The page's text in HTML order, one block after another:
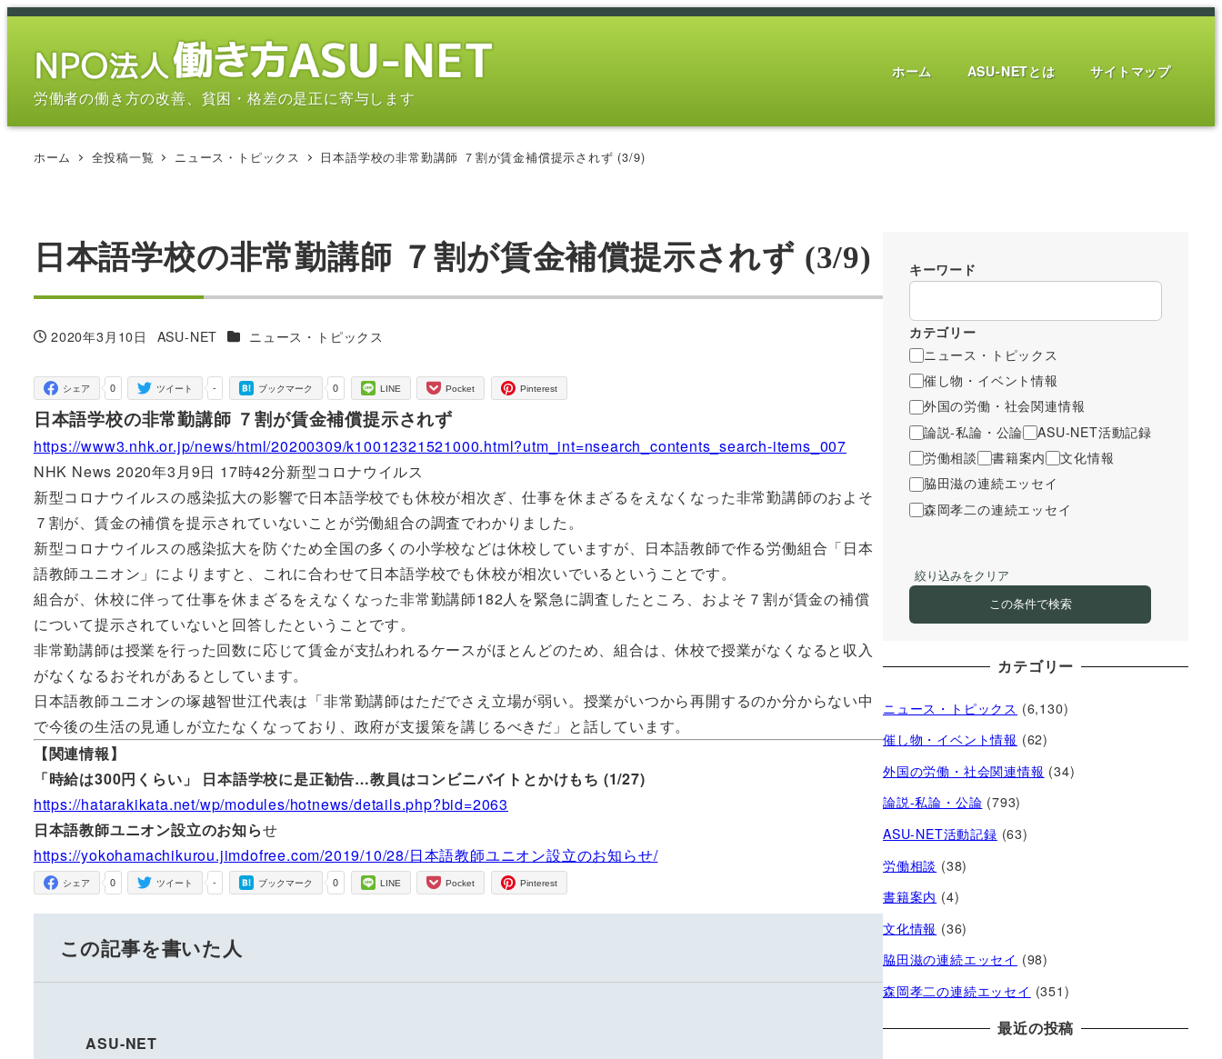
メ
労働者の働き方の改善、貧困・格差の是正に寄与します
ホーム ASU-NETとは サイトマップ
ホーム 全投稿一覧 ニュース・トピックス 日本語学校の非常勤講師 ７割が賃金補償提示されず (3/9)
日本語学校の非常勤講師 ７割が賃金補償提示されず (3/9)
投稿日
2020年3月10日
著
ASU-NET カテゴリー
ニュース・トピックス
0
シェア -
ツイート 0
ブックマーク LINE Pocket Pinterest
日本語学校の非常勤講師 ７割が賃金補償提示されず
https://www3.nhk.or.jp/news/html/20200309/k10012321521000.html?utm_int=nsearch_contents_search-items_007
NHK News 2020年3月9日 17時42分新型コロナウイルス
新型コロナウイルスの感染拡大の影響で日本語学校でも休校が相次ぎ、仕事を休まざるをえなくなった非常勤講師のおよそ
７割が、賃金の補償を提示されていないことが労働組合の調査でわかりました。
新型コロナウイルスの感染拡大を防ぐため全国の多くの小学校などは休校していますが、日本語教師で作る労働組合「日本
語教師ユニオン」によりますと、これに合わせて日本語学校でも休校が相次いでいるということです。
組合が、休校に伴って仕事を休まざるをえなくなった非常勤講師182人を緊急に調査したところ、およそ７割が賃金の補償
について提示されていないと回答したということです。
非常勤講師は授業を行った回数に応じて賃金が支払われるケースがほとんどのため、組合は、休校で授業がなくなると収入
がなくなるおそれがあるとしています。
日本語教師ユニオンの塚越智世江代表は「非常勤講師はただでさえ立場が弱い。授業がいつから再開するのか分からない中
で今後の生活の見通しが立たなくなっており、政府が支援策を講じるべきだ」と話しています。
【関連情報】
「時給は300円くらい」 日本語学校に是正勧告…教員はコンビニバイトとかけもち (1/27)
https://hatarakikata.net/wp/modules/hotnews/details.php?bid=2063
日本語教師ユニオン設立のお知らせ
https://yokohamachikurou.jimdofree.com/2019/10/28/日本語教師ユニオン設立のお知らせ/
0
シェア -
ツイート 0
ブックマーク LINE Pocket Pinterest
この記事を書いた人
ASU-NET
キーワード
カテゴリー
ニュース・トピックス
催し物・イベント情報
外国の労働・社会関連情報
論説-私論・公論
ASU-NET活動記録
労働相談
書籍案内
文化情報
脇田滋の連続エッセイ
森岡孝二の連続エッセイ
絞り込みをクリア
この条件で検索
カテゴリー
ニュース・トピックス (6,130)
催し物・イベント情報 (62)
外国の労働・社会関連情報 (34)
論説-私論・公論 (793)
ASU-NET活動記録 (63)
労働相談 (38)
書籍案内 (4)
文化情報 (36)
脇田滋の連続エッセイ (98)
森岡孝二の連続エッセイ (351)
最近の投稿